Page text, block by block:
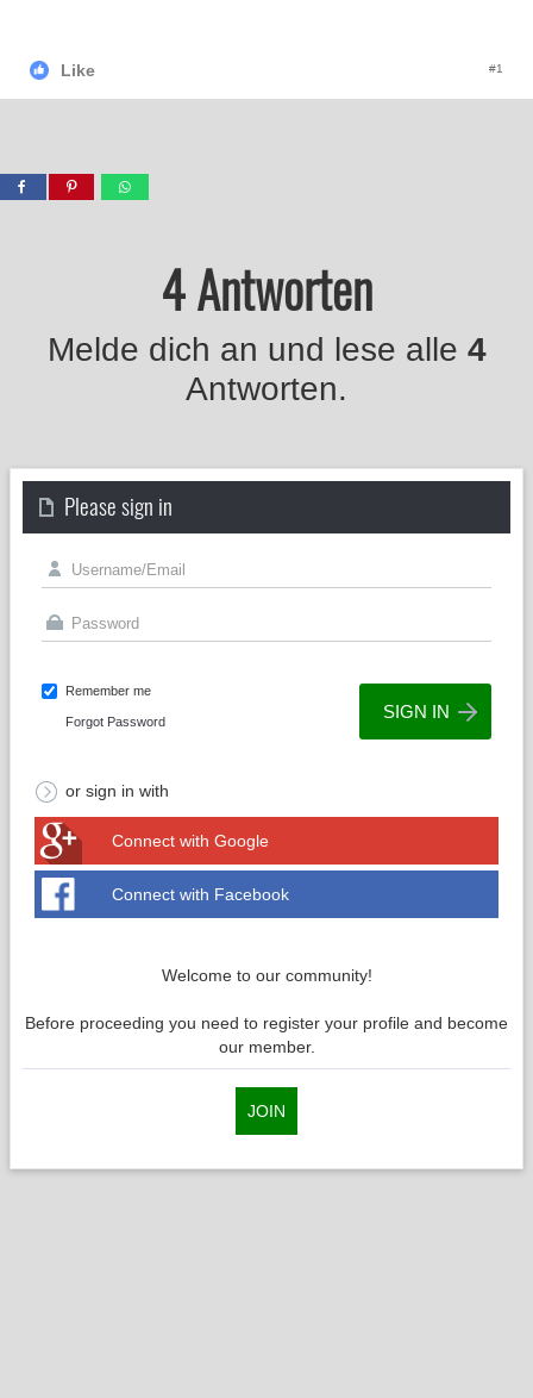
Like #1
4 Antworten
Melde dich an und lese alle 4
Antworten.
Please sign in
Remember me
Forgot Password
or sign in with
Connect with Google
Connect with Facebook
Welcome to our community!
Before proceeding you need to register your profile and become
our member.
JOIN